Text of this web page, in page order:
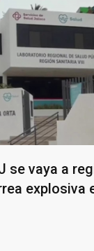
se vaya a
explosiva